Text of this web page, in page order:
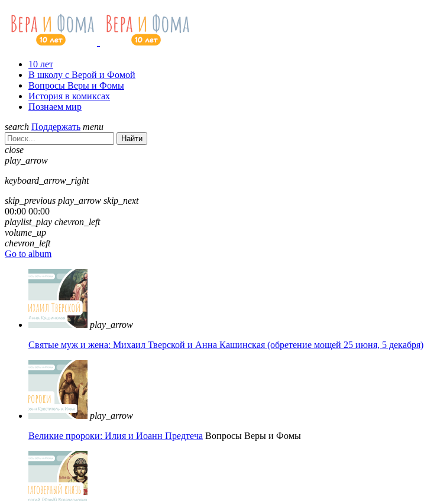
10 лет
В школу с Верой и Фомой
Вопросы Веры и Фомы
История в комиксах
Познаем мир
search Поддержать menu
Найти
close
play_arrow
keyboard_arrow_right
skip_previous play_arrow skip_next
00:00 00:00
playlist_play chevron_left
volume_up
chevron_left
Go to album
play_arrow
Святые муж и жена: Михаил Тверской и Анна Кашинская (обретение мощей 25 июня, 5 декабря)
play_arrow
Великие пророки: Илия и Иоанн Предтеча Вопросы Веры и Фомы